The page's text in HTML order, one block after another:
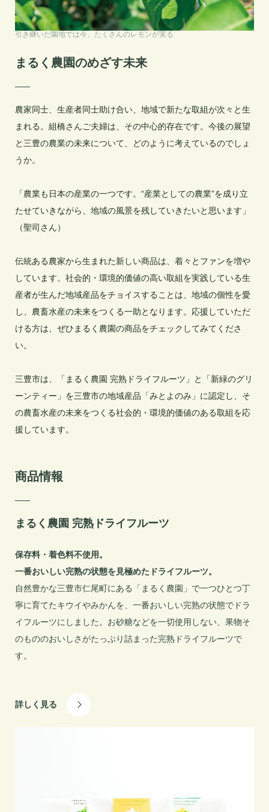
引き継いだ園地では今、たくさんのレモンが実る
まるく農園のめざす未来
農家同士、生産者同士助け合い、地域で新たな取組が次々と生
まれる。組橋さんご夫婦は、その中心的存在です。今後の展望
と三豊の農業の未来について、どのように考えているのでしょ
うか。
「農業も日本の産業の一つです。“産業としての農業”を成り立
たせていきながら、地域の風景を残していきたいと思います」
（聖司さん）
伝統ある農家から生まれた新しい商品は、着々とファンを増や
しています。社会的・環境的価値の高い取組を実践している生
産者が生んだ地域産品をチョイスすることは、地域の個性を愛
し、農畜水産の未来をつくる一助となります。応援していただ
ける方は、ぜひまるく農園の商品をチェックしてみてくださ
い。
三豊市は、「まるく農園 完熟ドライフルーツ」と「新緑のグリ
ーンティー」を三豊市の地域産品「みとよのみ」に認定し、そ
の農畜水産の未来をつくる社会的・環境的価値のある取組を応
援しています。
商品情報
まるく農園 完熟ドライフルーツ
保存料・着色料不使用。
一番おいしい完熟の状態を見極めたドライフルーツ。
自然豊かな三豊市仁尾町にある「まるく農園」で一つひとつ丁
寧に育てたキウイやみかんを、一番おいしい完熟の状態でドラ
イフルーツにしました。お砂糖などを一切使用しない、果物そ
のもののおいしさがたっぷり詰まった完熟ドライフルーツで
す。
詳しく見る